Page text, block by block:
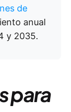
de
anual
y 2035.
para